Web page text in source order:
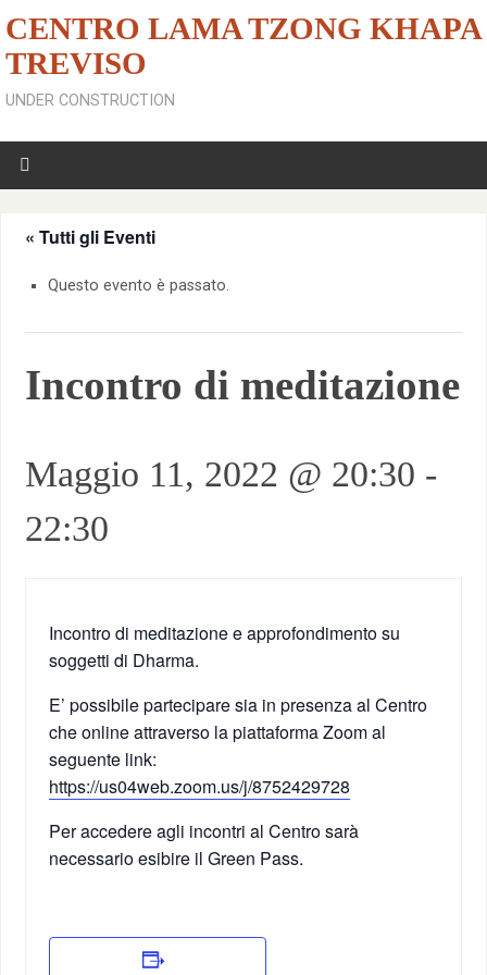
CENTRO LAMA TZONG KHAPA
TREVISO
UNDER CONSTRUCTION
« Tutti gli Eventi
Questo evento è passato.
Incontro di meditazione
Maggio 11, 2022 @ 20:30 -
22:30
Incontro di meditazione e approfondimento su
soggetti di Dharma.
E’ possibile partecipare sia in presenza al Centro
che online attraverso la piattaforma Zoom al
seguente link:
https://us04web.zoom.us/j/8752429728
Per accedere agli incontri al Centro sarà
necessario esibire il Green Pass.